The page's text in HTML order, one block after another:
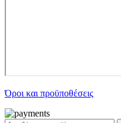
Όροι και προϋποθέσεις